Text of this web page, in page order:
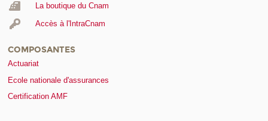
La boutique du Cnam
Accès à l'IntraCnam
COMPOSANTES
Actuariat
Ecole nationale d'assurances
Certification AMF